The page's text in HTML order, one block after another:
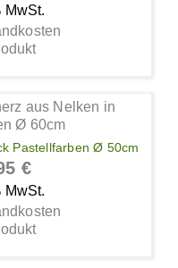
MwSt.
Pastellfarben Ø 50cm
€
MwSt.